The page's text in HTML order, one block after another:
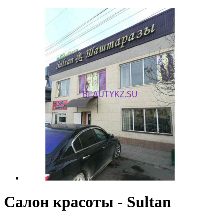
Салон красоты - Sultan